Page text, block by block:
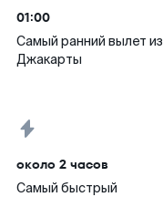
01:00
Самый ранний вылет из
Джакарты
около 2 часов
Самый быстрый